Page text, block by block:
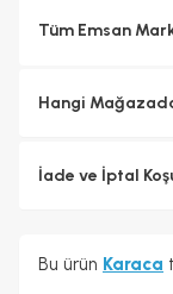
Tüm Emsan
Hangi
İade ve İptal
Bu ürün Karaca